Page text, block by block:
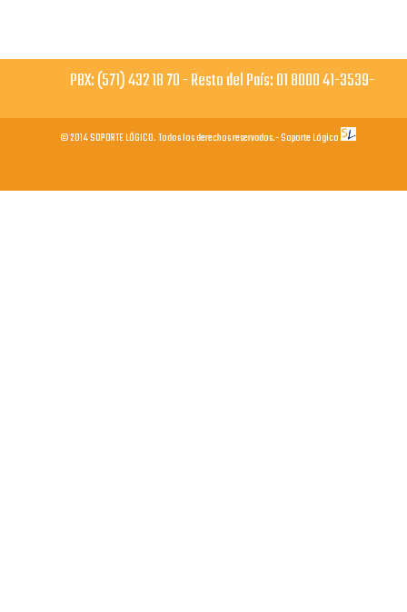
PBX: (571) 432 18 70 - Resto del País: 01 8000 41-3539-
© 2014 SOPORTE LÓGICO. Todos los derechos reservados.- Soporte Lógico